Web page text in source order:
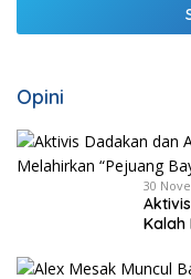
Opini
30
Kalah